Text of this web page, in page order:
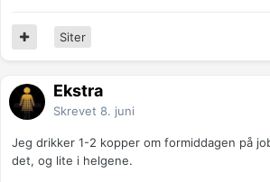
Siter
Ekstra
Skrevet 8. juni
Jeg drikker 1-2 kopper om formiddagen på
det, og lite i helgene.